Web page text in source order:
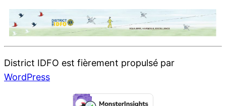
District IDFO est fièrement propulsé par
WordPress